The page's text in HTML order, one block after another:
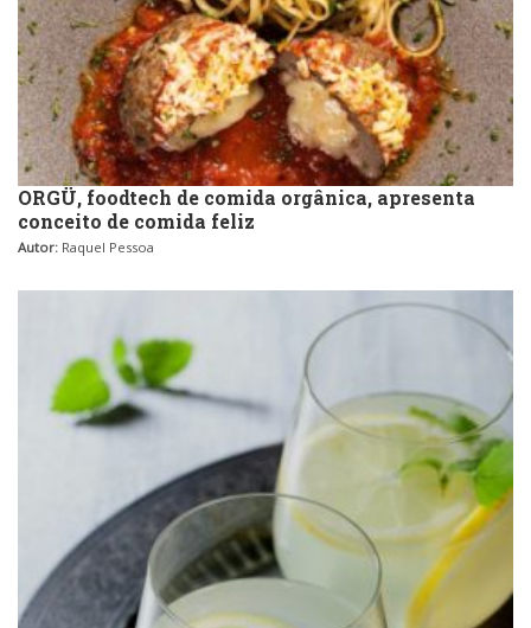
ORGÜ, foodtech de comida orgânica, apresenta
conceito de comida feliz
Autor: Raquel Pessoa